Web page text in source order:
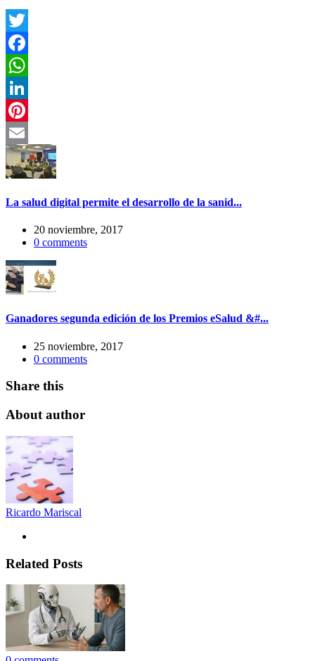
Twitter
Facebook
WhatsApp
LinkedIn
Pinterest
Email
La salud digital permite el desarrollo de la sanid...
20 noviembre, 2017
0 comments
Ganadores segunda edición de los Premios eSalud &#...
25 noviembre, 2017
0 comments
Share this
About author
Ricardo Mariscal
Related Posts